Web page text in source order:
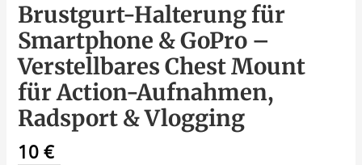
Brustgurt-Halterung für
Smartphone & GoPro –
Verstellbares Chest Mount
für Action-Aufnahmen,
Radsport & Vlogging
10€